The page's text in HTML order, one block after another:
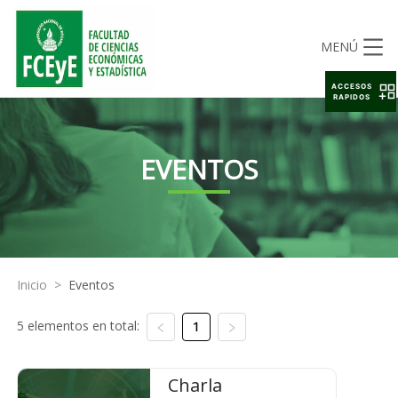
MENÚ
EVENTOS
Inicio > Eventos
5 elementos en total: 1
Charla
ACCESOS
RAPIDOS